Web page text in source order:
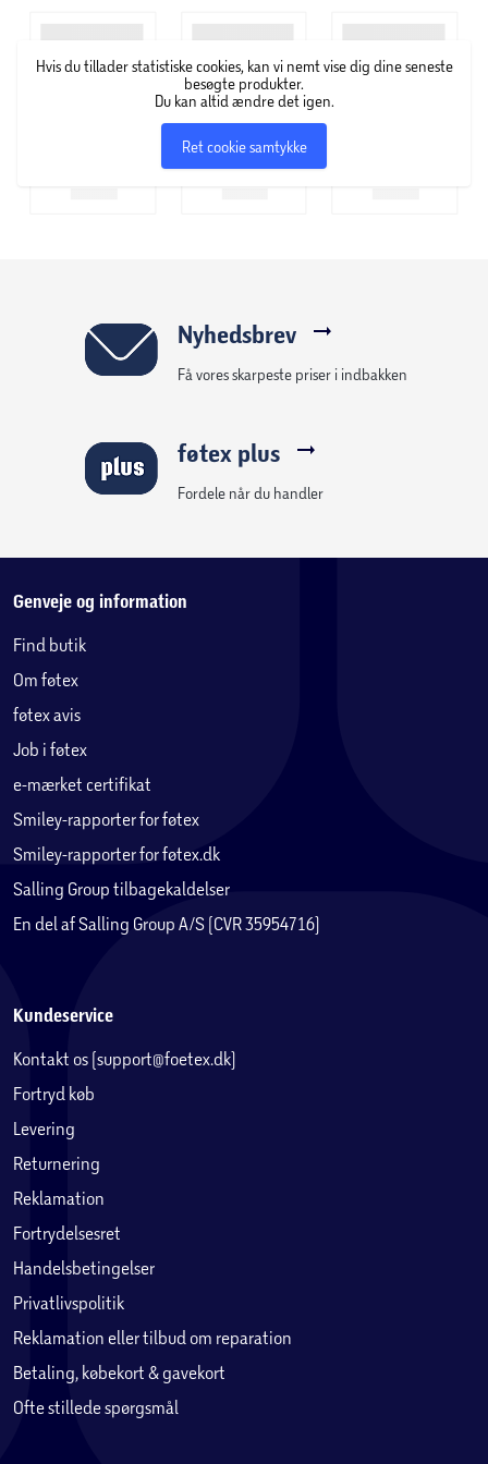
Hvis du tillader statistiske cookies, kan vi nemt vise dig dine seneste
besøgte produkter.
Du kan altid ændre det igen.
Ret cookie samtykke
Nyhedsbrev
Få vores skarpeste priser i indbakken
føtex plus
Fordele når du handler
Genveje og information
Find butik
Om føtex
føtex avis
Job i føtex
e-mærket certifikat
Smiley-rapporter for føtex
Smiley-rapporter for føtex.dk
Salling Group tilbagekaldelser
En del af Salling Group A/S (CVR 35954716)
Kundeservice
Kontakt os (support@foetex.dk)
Fortryd køb
Levering
Returnering
Reklamation
Fortrydelsesret
Handelsbetingelser
Privatlivspolitik
Reklamation eller tilbud om reparation
Betaling, købekort & gavekort
Ofte stillede spørgsmål